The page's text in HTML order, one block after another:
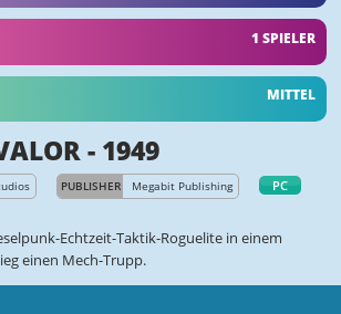
1 SPIELER
MITTEL
- 1949
PUBLISHER Megabit Publishing PC
Echtzeit-Taktik-Roguelite in einem
einen Mech-Trupp.